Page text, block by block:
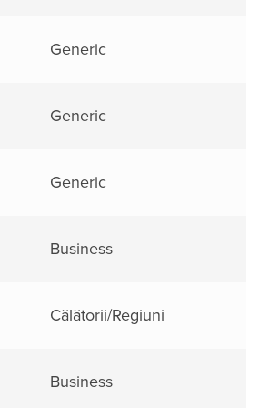
Generic
Generic
Generic
Business
Călătorii/Regiuni
Business